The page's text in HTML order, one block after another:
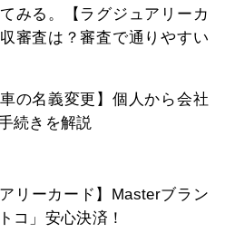
みる。【ラグジュアリーカ
審査は？審査で通りやすい
車の名義変更】個人から会社
続きを解説
アリーカード】Masterブラン
コ」安心決済！